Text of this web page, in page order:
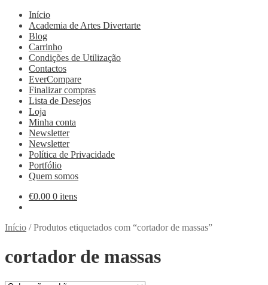
Início
Academia de Artes Divertarte
Blog
Carrinho
Condições de Utilização
Contactos
EverCompare
Finalizar compras
Lista de Desejos
Loja
Minha conta
Newsletter
Newsletter
Política de Privacidade
Portfólio
Quem somos
€0.00 0 itens
Início /Produtos etiquetados com “cortador de massas”
cortador de massas